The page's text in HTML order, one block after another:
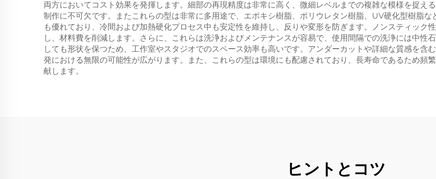
両方においてコスト効果を発揮します。細部の再現精度は非常に高く、微細レベルまでの複雑な模様を捉え
制作に不可欠です。またこれらの型は非常に多用途で、エポキシ樹脂、ポリウレタン樹脂、UV硬化型樹脂
も優れており、冷間および加熱硬化プロセス中も安定性を維持し、反りや変形を防ぎます。ノンスティック
し、材料費を削減します。さらに、これらは洗浄およびメンテナンスが容易で、使用間隔での洗浄には中性
しても形状を保つため、工作室やスタジオでのスペース効率も高いです。アンダーカットや詳細な質感を含
発における無限の可能性が広がります。また、これらの型は環境にも配慮されており、長寿命であるため頻
献します。
ヒントとコツ